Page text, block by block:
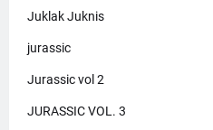
Juklak Juknis
jurassic
Jurassic vol 2
JURASSIC VOL. 3